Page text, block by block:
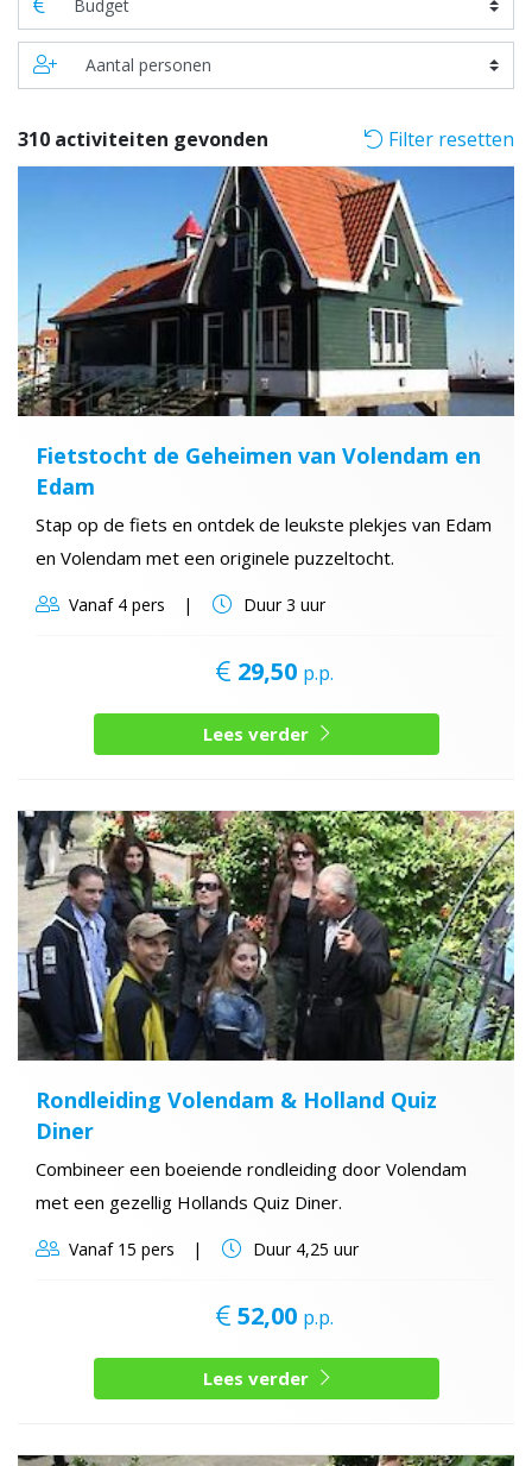
310 activiteiten gevonden Filter resetten
Fietstocht de Geheimen van Volendam en
Edam
Stap op de fiets en ontdek de leukste plekjes van Edam
en Volendam met een originele puzzeltocht.
Vanaf4 pers Duur3 uur
29,50 p.p.
Lees verder
Rondleiding Volendam & Holland Quiz
Diner
Combineer een boeiende rondleiding door Volendam
met een gezellig Hollands Quiz Diner.
Vanaf15 pers Duur4,25 uur
52,00 p.p.
Lees verder